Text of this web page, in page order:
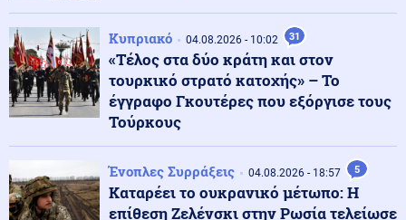
Ετοιμάζονται για κρίση με την Τουρκία: Το Ισραήλ
παρέλαβε υποβρύχιο κλάσης Dolphin INS Drakon με
σωλήνες κάθετης εκτόξευσης πυραύλων Κρουζ
05.08.2026 - 23:00
ΘΕΛΟΥΝ ΝΑ ΒΓΑΛΟΥΝ ΕΚΤΟΣ ΤΟ AfD! 1.000 Γερμανοί
νομικοί υπέγραψαν την απαγόρευση του κόμματος
Κόσμος 05.08.2026 - 22:58
Υποψήφιος Δημοκρατικός σε παραλία της Χαβάης
Κυπριακό 04.08.2026 - 10:02 31
«Τέλος στα δύο κράτη και στον
τουρκικό στρατό κατοχής» – Το
έγγραφο Γκουτέρες που εξόργισε τους
Τούρκους
Ένοπλες Συρράξεις 04.08.2026 - 18:57 5
Καταρέει το ουκρανικό μέτωπο: Η
επίθεση Ζελένσκι στην Ρωσία τελείωσε